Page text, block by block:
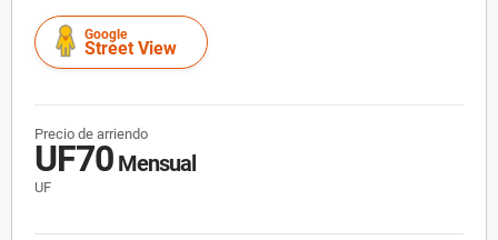
Google
Street View
Precio de arriendo
UF70 Mensual
UF